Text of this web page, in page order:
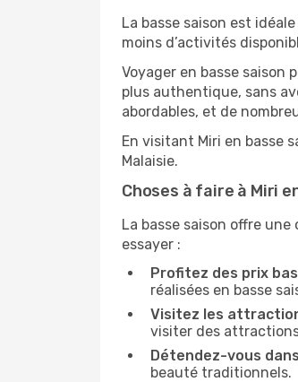
La basse saison est
moins d’activités
Voyager en basse saison
plus authentique, sans
abordables, et de
En visitant Miri en basse
Malaisie.
Choses à faire à Miri
La basse saison offre
essayer :
Profitez des prix
réalisées en basse
Visitez les
visiter des
Détendez-vous
beauté traditionnels.